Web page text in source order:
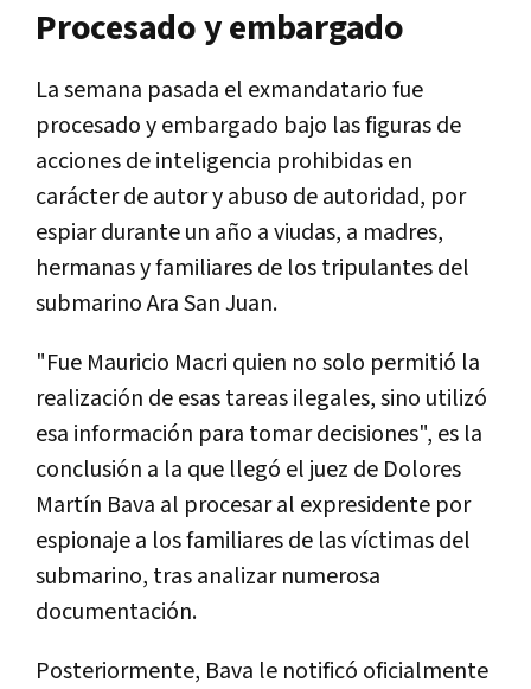
Procesado y embargado
La semana pasada el exmandatario fue
procesado y embargado bajo las figuras de
acciones de inteligencia prohibidas en
carácter de autor y abuso de autoridad, por
espiar durante un año a viudas, a madres,
hermanas y familiares de los tripulantes del
submarino Ara San Juan.
"Fue Mauricio Macri quien no solo permitió la
realización de esas tareas ilegales, sino utilizó
esa información para tomar decisiones", es la
conclusión a la que llegó el juez de Dolores
Martín Bava al procesar al expresidente por
espionaje a los familiares de las víctimas del
submarino, tras analizar numerosa
documentación.
Posteriormente, Bava le notificó oficialmente